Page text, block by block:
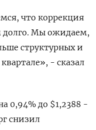
что коррекция
долго. Мы ожидаем,
структурных и
- сказал
0,94% до $1,2388​ -
снизил